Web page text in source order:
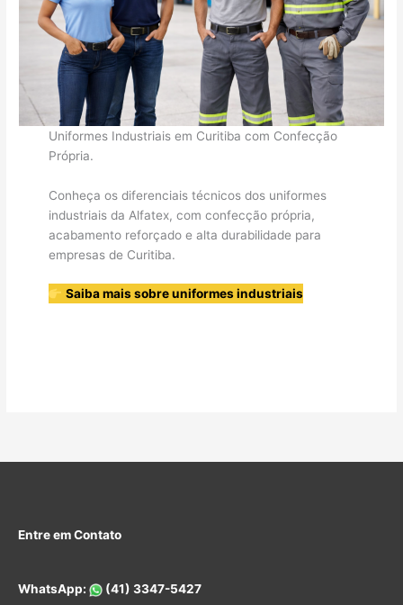
Uniformes Industriais em Curitiba com Confecção
Própria.
Conheça os diferenciais técnicos dos uniformes
industriais da Alfatex, com confecção própria,
acabamento reforçado e alta durabilidade para
empresas de Curitiba.
Saiba mais sobre uniformes industriais
Entre em Contato
WhatsApp: (41) 3347-5427